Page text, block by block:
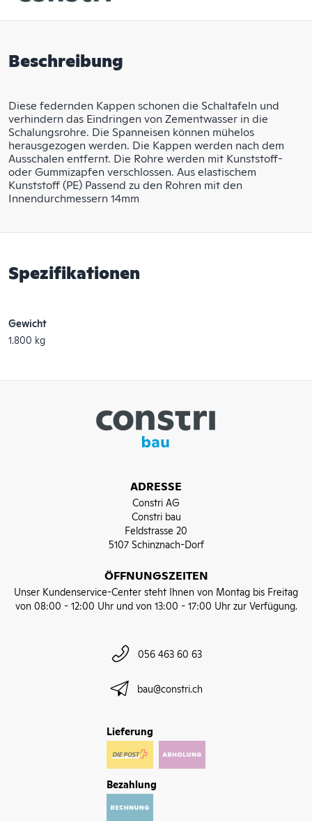
Beschreibung
Diese federnden Kappen schonen die Schaltafeln und
verhindern das Eindringen von Zementwasser in die
Schalungsrohre. Die Spanneisen können mühelos
herausgezogen werden. Die Kappen werden nach dem
Ausschalen entfernt. Die Rohre werden mit Kunststoff-
oder Gummizapfen verschlossen. Aus elastischem
Kunststoff (PE) Passend zu den Rohren mit den
Innendurchmessern 14mm
Spezifikationen
Gewicht
1.800 kg
ADRESSE
Constri AG
Constri bau
Feldstrasse 20
5107 Schinznach-Dorf
ÖFFNUNGSZEITEN
Unser Kundenservice-Center steht Ihnen von Montag bis Freitag
von 08:00 - 12:00 Uhr und von 13:00 - 17:00 Uhr zur Verfügung.
056 463 60 63
bau@constri.ch
Lieferung
Bezahlung